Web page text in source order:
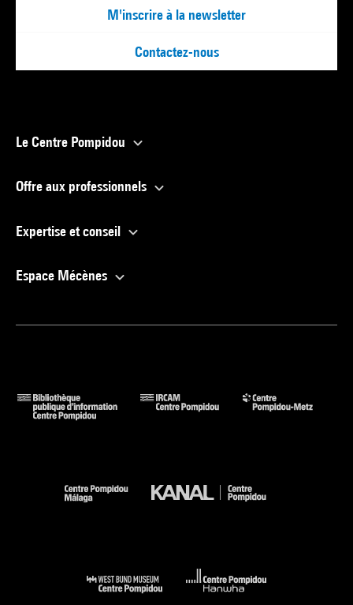
M'inscrire à la newsletter
Contactez-nous
Le Centre Pompidou
Offre aux professionnels
Expertise et conseil
Espace Mécènes